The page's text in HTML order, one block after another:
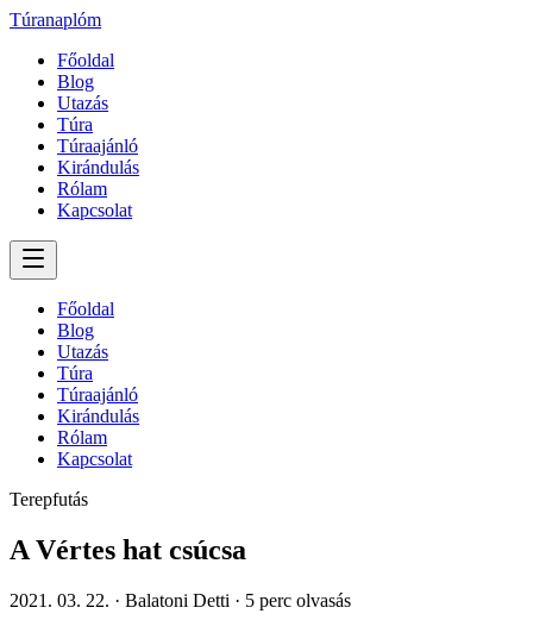
Túranaplóm
Főoldal
Blog
Utazás
Túra
Túraajánló
Kirándulás
Rólam
Kapcsolat
Főoldal
Blog
Utazás
Túra
Túraajánló
Kirándulás
Rólam
Kapcsolat
Terepfutás
A Vértes hat csúcsa
2021. 03. 22. · Balatoni Detti · 5 perc olvasás